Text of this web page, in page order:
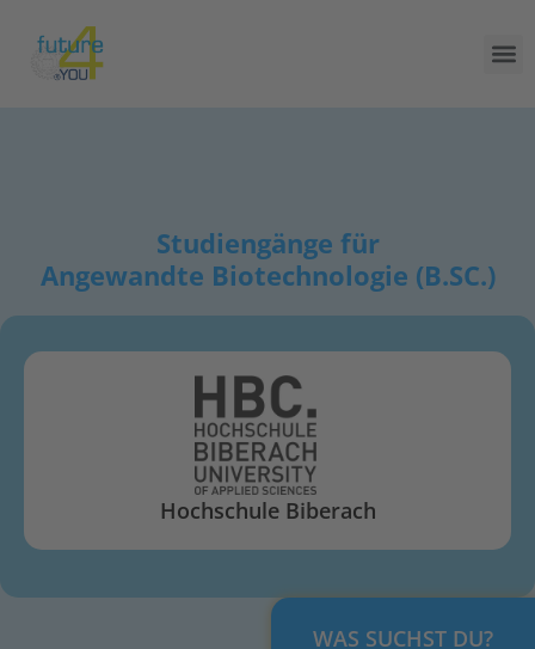
Studiengänge für
Angewandte Biotechnologie (B.SC.)
Hochschule Biberach
WAS SUCHST DU?